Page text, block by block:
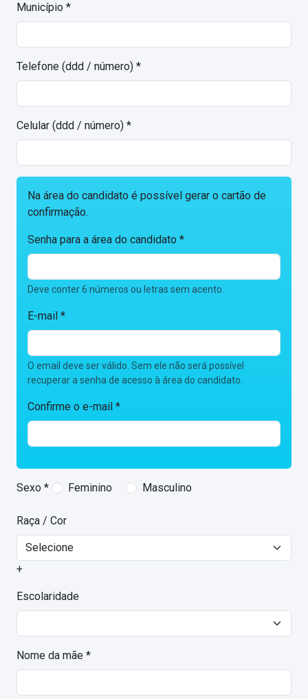
Município *
Telefone (ddd / número) *
Celular (ddd / número) *
Na área do candidato é possível gerar o cartão de
confirmação.
Senha para a área do candidato *
Deve conter 6 números ou letras sem acento.
E-mail *
O email deve ser válido. Sem ele não será possível
recuperar a senha de acesso à área do candidato.
Confirme o e-mail *
Sexo * Feminino Masculino
Raça / Cor
+
Escolaridade
Nome da mãe *